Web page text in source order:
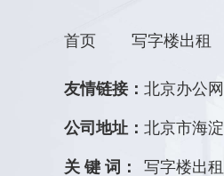
首页 写字楼出租
友情链接： 北京办公网
公司地址： 北京市海
关 键 词： 写字楼出租